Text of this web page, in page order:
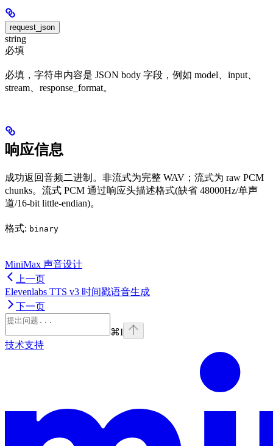
request_json
string
必填
必填，字符串内容是 JSON body 字段，例如 model、input、
stream、response_format。
响应信息
成功返回音频二进制。非流式为完整 WAV；流式为 raw PCM
chunks。流式 PCM 通过响应头描述格式(缺省 48000Hz/单声
道/16-bit little-endian)。
格式: binary
MiniMax 声音设计
上一页
Elevenlabs TTS v3 时间戳语音生成
下一页
⌘I
技术支持